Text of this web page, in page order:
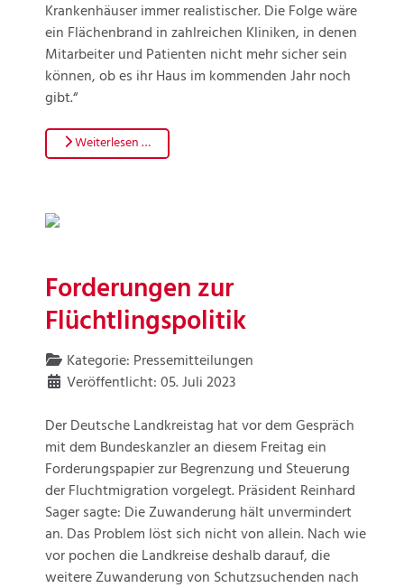
Krankenhäuser immer realistischer. Die Folge wäre
ein Flächenbrand in zahlreichen Kliniken, in denen
Mitarbeiter und Patienten nicht mehr sicher sein
können, ob es ihr Haus im kommenden Jahr noch
gibt.“
Weiterlesen …
Forderungen zur
Flüchtlingspolitik
Kategorie: Pressemitteilungen
Veröffentlicht: 05. Juli 2023
Der Deutsche Landkreistag hat vor dem Gespräch
mit dem Bundeskanzler an diesem Freitag ein
Forderungspapier zur Begrenzung und Steuerung
der Fluchtmigration vorgelegt. Präsident Reinhard
Sager sagte: Die Zuwanderung hält unvermindert
an. Das Problem löst sich nicht von allein. Nach wie
vor pochen die Landkreise deshalb darauf, die
weitere Zuwanderung von Schutzsuchenden nach